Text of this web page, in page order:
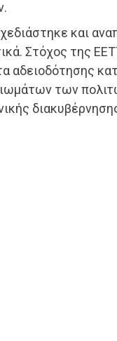
και
Στόχος της
αδειοδότησης
των